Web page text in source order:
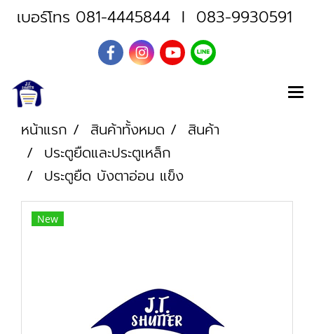
เบอร์โทร 081-4445844I 083-9930591
หน้าแรก สินค้าทั้งหมด
สินค้า
ประตูยืดและประตูเหล็ก
ประตูยืด บังตาอ่อน แข็ง
New